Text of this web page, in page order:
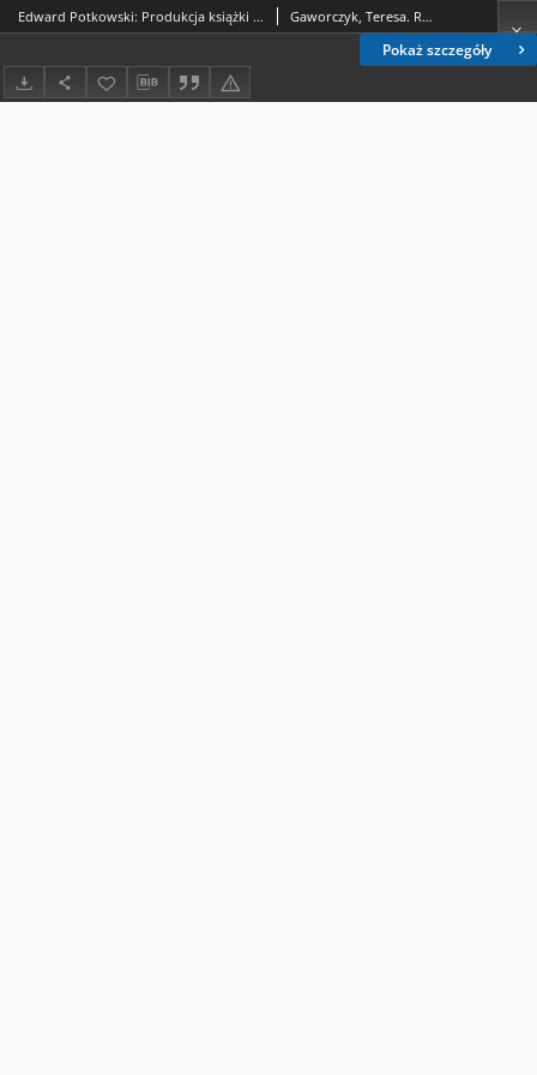
Pokaż szczegóły
Edward Potkowski: Produkcja książki rękopiśmiennej w Polsce w XV stuleciu. W: Z badań nad polskimi księgozbiorami historycznymi. T. 4. Książka rękopiśmienna XV-XVIII w. Pod red. Barbary Bieńkowskiej. Warszawa 1980 s. 9-67 [recenzja] Gaworczyk, Teresa. Red.; Kowalski Zdzisław. Red.; Adrianek, Mieczysława. Red.; Dymmel, Piotr